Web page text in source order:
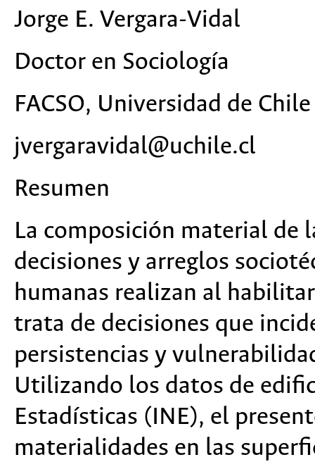
Jorge E. Vergara-Vidal
Doctor en Sociología
FACSO, Universidad de Chile
jvergaravidal@uchile.cl
Resumen
La composición material de
decisiones y arreglos
humanas realizan al
trata de decisiones que
persistencias y
Utilizando los datos de
Estadísticas (INE), el
materialidades en las